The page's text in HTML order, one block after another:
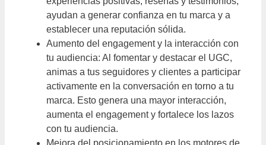
ayudan a generar confianza en tu marca y a
establecer una reputación sólida.
Aumento del engagement y la interacción con
tu audiencia: Al fomentar y destacar el UGC,
animas a tus seguidores y clientes a participar
activamente en la conversación en torno a tu
marca. Esto genera una mayor interacción,
aumenta el engagement y fortalece los lazos
con tu audiencia.
Mejora del posicionamiento en los motores de